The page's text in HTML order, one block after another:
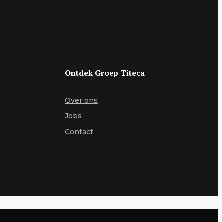
Ontdek Groep Titeca
Over ons
Jobs
Contact